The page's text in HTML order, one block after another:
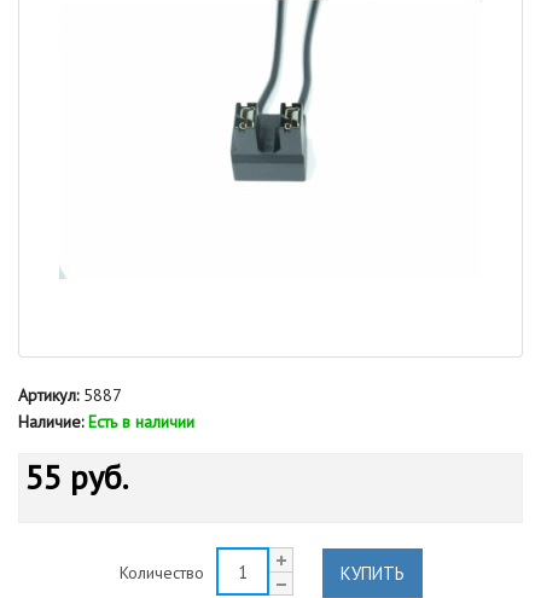
Артикул:5887
Наличие: Есть в наличии
55 руб.
Количество КУПИТЬ